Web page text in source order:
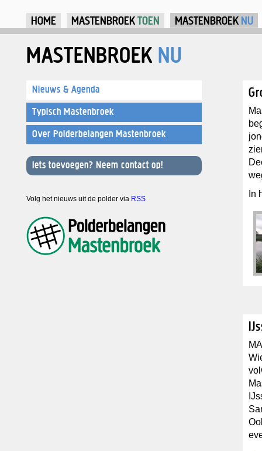
HOME MASTENBROEKTOEN MASTENBROEK NU
MASTENBROEK NU
In
Nieuws & Agenda
Typisch Mastenbroek
Over Polderbelangen Mastenbroek
Iets toevoegen? Neem contact op!
Volg het nieuws uit de polder via RSS